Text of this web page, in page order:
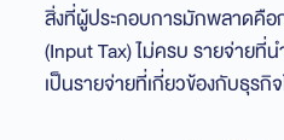
สิ่งที่ผู้ประกอบการมักพลาดคือ
(Input Tax) ไม่ครบ รายจ่าย
เป็นรายจ่ายที่เกี่ยวข้องกับธุรกิ